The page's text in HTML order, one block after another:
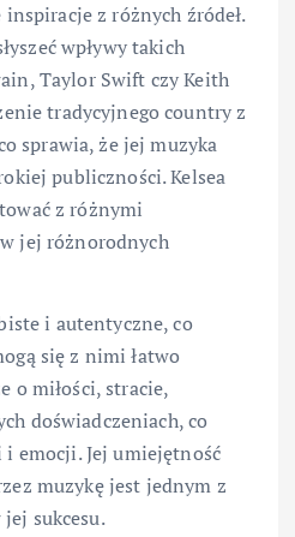
z różnych źródeł.
wpływy takich
Taylor Swift czy Keith
tradycyjnego country z
sprawia, że jej muzyka
publiczności. Kelsea
z różnymi
jej różnorodnych
i autentyczne, co
się z nimi łatwo
o miłości, stracie,
doświadczeniach, co
i emocji. Jej umiejętność
muzykę jest jednym z
sukcesu.